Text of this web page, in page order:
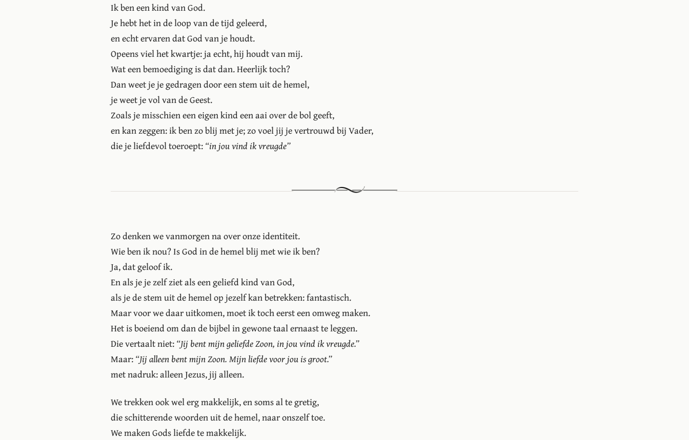
Ik ben een kind van God.
Je hebt het in de loop van de tijd geleerd,
en echt ervaren dat God van je houdt.
Opeens viel het kwartje: ja echt, hij houdt van mij.
Wat een bemoediging is dat dan. Heerlijk toch?
Dan weet je je gedragen door een stem uit de hemel,
je weet je vol van de Geest.
Zoals je misschien een eigen kind een aai over de bol geeft,
en kan zeggen: ik ben zo blij met je; zo voel jij je vertrouwd bij Vader,
die je liefdevol toeroept:“in jou vind ik vreugde”
Zo denken we vanmorgen na over onze identiteit.
Wie ben ik nou? Is God in de hemel blij met wie ik ben?
Ja, dat geloof ik.
En als je je zelf ziet als een geliefd kind van God,
als je de stem uit de hemel op jezelf kan betrekken: fantastisch.
Maar voor we daar uitkomen, moet ik toch eerst een omweg maken.
Het is boeiend om dan de bijbel in gewone taal ernaast te leggen.
Die vertaalt niet:“Jij bent mijn geliefde Zoon, in jou vind ik vreugde.”
Maar:“Jij alleen bent mijn Zoon. Mijn liefde voor jou is groot.”
met nadruk: alleen Jezus, jij alleen.
We trekken ook wel erg makkelijk, en soms al te gretig,
die schitterende woorden uit de hemel, naar onszelf toe.
We maken Gods liefde te makkelijk.